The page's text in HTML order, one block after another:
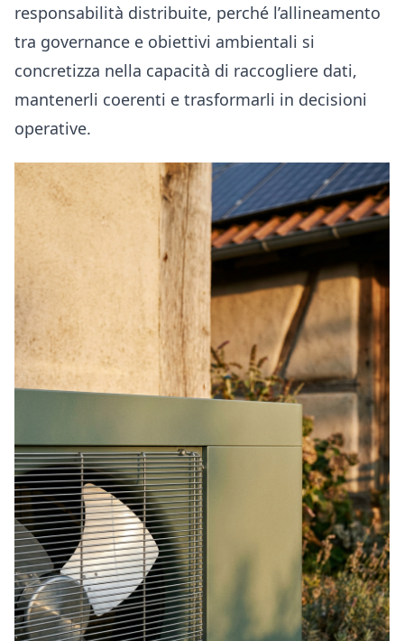
responsabilità distribuite, perché l’allineamento
tra governance e obiettivi ambientali si
concretizza nella capacità di raccogliere dati,
mantenerli coerenti e trasformarli in decisioni
operative.